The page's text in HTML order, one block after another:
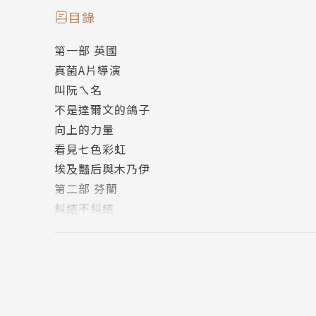
顧曉哲
「我不是正在研究菇，就是在前往研究菇的路上
國家，旅居英國與芬蘭有十載，迷戀並追尋極光
翻譯《真菌大未來》等科普著作。
目錄
第一部 英國
真菌A片導演
叫阮ㄟ名
不是達爾文的鴿子
向上的力量
看見七色彩虹
埃及豔后與木乃伊
第二部 芬蘭
糾結不糾結